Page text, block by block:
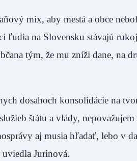
mix, aby mestá a obce
ľudia na Slovensku stávajú
tým, že mu zníži dane, na
dosahoch konsolidácie na
štátu a vlády, nepovažujem
aj musia hľadať, lebo v
uviedla Jurinová.